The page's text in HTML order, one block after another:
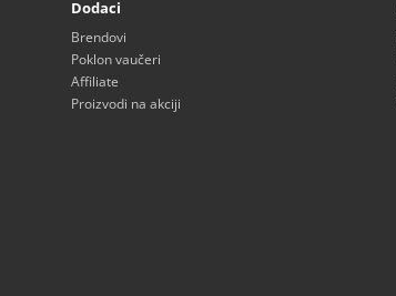
Dodaci
Brendovi
Poklon vaučeri
Affiliate
Proizvodi na akciji